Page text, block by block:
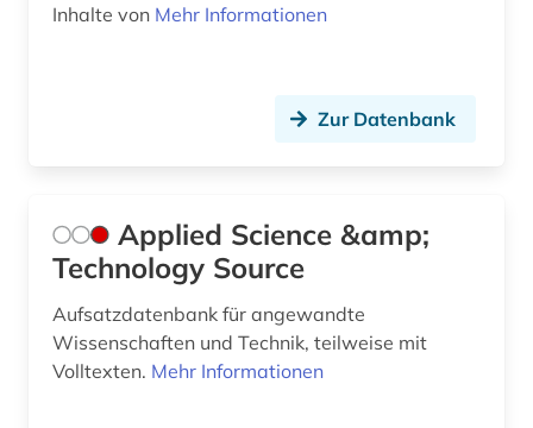
festkörperforschung (1)
finanzwirtschaft (1)
firmenverzeichnis (1)
forschung (1)
forschungdaten (1)
Inhalte von Mehr Informationen
Zur Datenbank
Applied Science &amp;
Technology Source
Aufsatzdatenbank für angewandte
Wissenschaften und Technik, teilweise mit
Volltexten. Mehr Informationen